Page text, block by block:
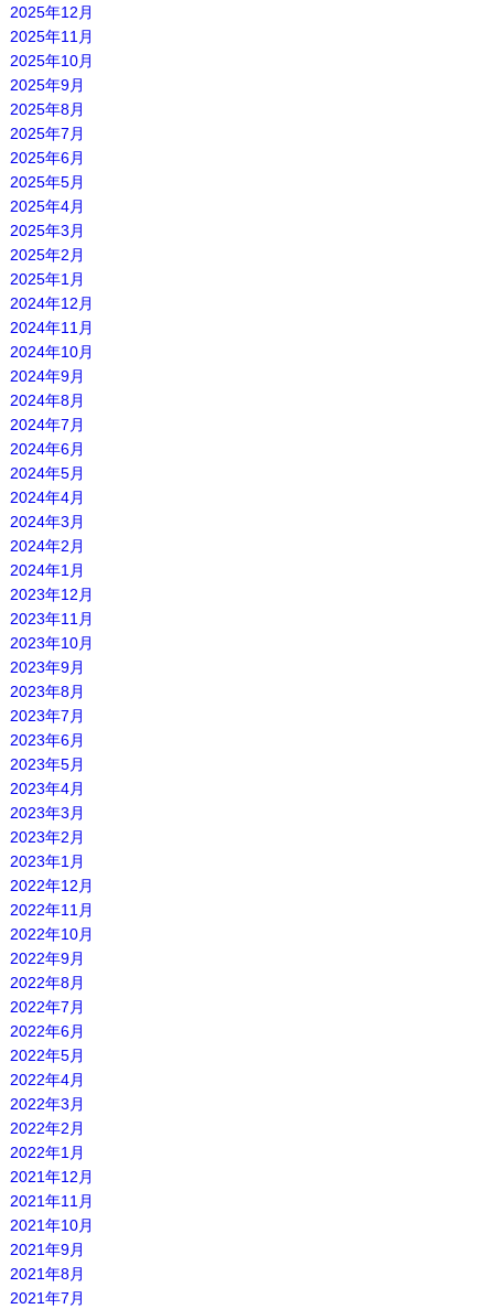
2025年12月
2025年11月
2025年10月
2025年9月
2025年8月
2025年7月
2025年6月
2025年5月
2025年4月
2025年3月
2025年2月
2025年1月
2024年12月
2024年11月
2024年10月
2024年9月
2024年8月
2024年7月
2024年6月
2024年5月
2024年4月
2024年3月
2024年2月
2024年1月
2023年12月
2023年11月
2023年10月
2023年9月
2023年8月
2023年7月
2023年6月
2023年5月
2023年4月
2023年3月
2023年2月
2023年1月
2022年12月
2022年11月
2022年10月
2022年9月
2022年8月
2022年7月
2022年6月
2022年5月
2022年4月
2022年3月
2022年2月
2022年1月
2021年12月
2021年11月
2021年10月
2021年9月
2021年8月
2021年7月